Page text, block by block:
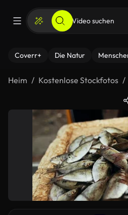
Coverr+ Die Natur
Heim Kostenlose Stockfotos